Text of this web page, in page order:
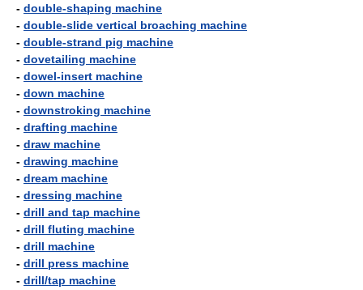
- double-shaping machine
- double-slide vertical broaching machine
- double-strand pig machine
- dovetailing machine
- dowel-insert machine
- down machine
- downstroking machine
- drafting machine
- draw machine
- drawing machine
- dream machine
- dressing machine
- drill and tap machine
- drill fluting machine
- drill machine
- drill press machine
- drill/tap machine